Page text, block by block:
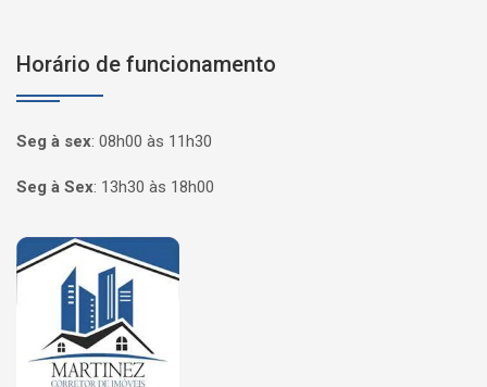
Horário de funcionamento
Seg à sex: 08h00 às 11h30
Seg à Sex: 13h30 às 18h00
Página inicial